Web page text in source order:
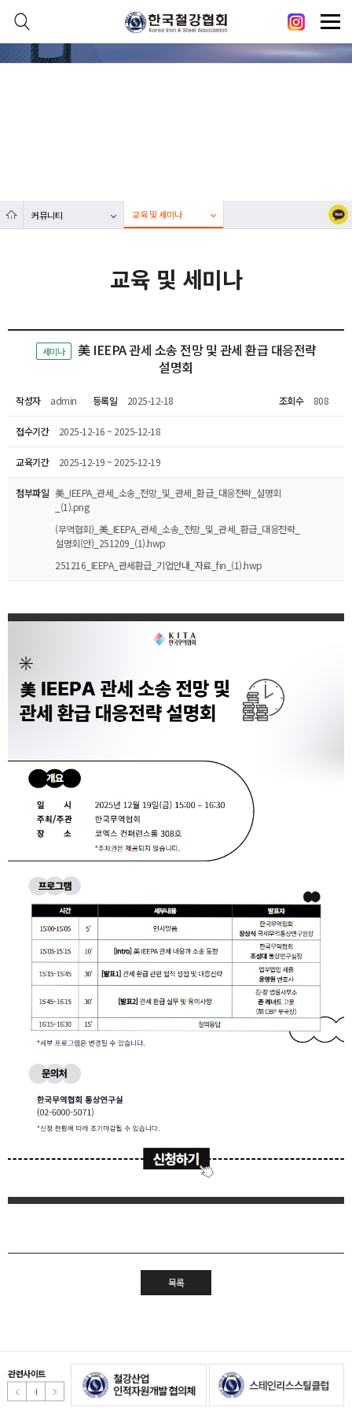
닫기
열기
커뮤니티 교육 및 세미나
교육 및 세미나
세미나
美 IEEPA 관세 소송 전망 및 관세 환급 대응전략
설명회
작성자 admin 등록일 2025-12-18 조회수 808
접수기간 2025-12-16 ~ 2025-12-18
교육기간 2025-12-19 ~ 2025-12-19
첨부파일 美_IEEPA_관세_소송_전망_및_관세_환급_대응전략_설명회
_(1).png
(무역협회)_美_IEEPA_관세_소송_전망_및_관세_환급_대응전략_
설명회(안)_251209_(1).hwp
251216_IEEPA_관세환급_기업안내_자료_fin_(1).hwp
목록
관련사이트